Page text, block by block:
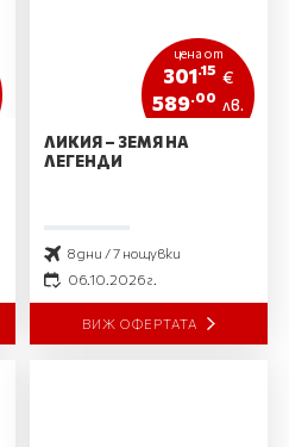
цена от
301.15 €
589.00 лв.
ЛИКИЯ – ЗЕМЯ НА
ЛЕГЕНДИ
8 дни / 7 нощувки
06.10.2026 г.
ВИЖ ОФЕРТАТА